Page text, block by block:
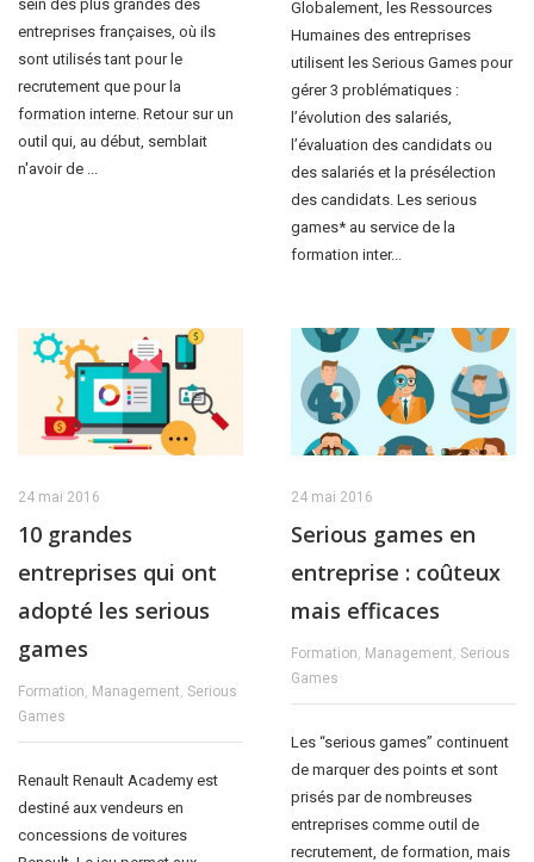
sein des plus grandes des
entreprises françaises, où ils
sont utilisés tant pour le
recrutement que pour la
formation interne. Retour sur un
outil qui, au début, semblait
n'avoir de ...
Globalement, les Ressources
Humaines des entreprises
utilisent les Serious Games pour
gérer 3 problématiques :
l’évolution des salariés,
l’évaluation des candidats ou
des salariés et la présélection
des candidats. Les serious
games* au service de la
formation inter...
10 grandes
entreprises qui ont
adopté les serious
games
Formation Management Serious
Games
24 mai 2016
Renault Renault Academy est
destiné aux vendeurs en
concessions de voitures
Serious games en
entreprise : coûteux
mais efficaces
Formation Management Serious
Games
24 mai 2016
Les “serious games” continuent
de marquer des points et sont
prisés par de nombreuses
entreprises comme outil de
recrutement, de formation, mais